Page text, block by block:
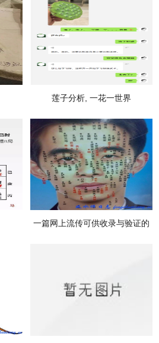
莲子分析, 一花一世界
一篇网上流传可供收录与验证的